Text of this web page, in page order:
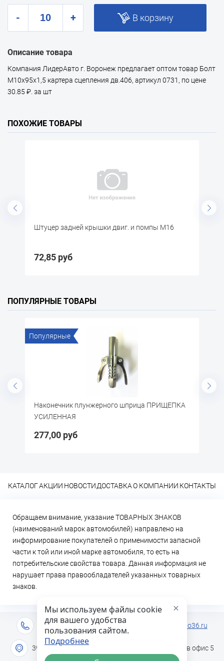
- + В корзину
Описание товара
Компания ЛидерАвто г. Воронеж предлагает оптом товар Болт
М10х95х1,5 картера сцепления дв.406, артикул 0731, по цене
30.85 ₽. за шт
ПОХОЖИЕ ТОВАРЫ
задней крышки двиг. и помпы М16 газШтуцер ГЦС
ПОПУЛЯРНЫЕ ТОВАРЫ
Популярные
Наконечник плунжерного шприца ПРИЩЕПКА
УСИЛЕННАЯ
277,00 руб
КАТАЛОГАКЦИИ НОВОСТИДОСТАВКА О КОМПАНИИ КОНТАКТЫ
Обращаем внимание, указание ТОВАРНЫХ ЗНАКОВ
(наименований марок автомобилей) направлено на
информирование покупателей о применимости запасной
части к той или иной марке автомобиля, то есть на
потребительские свойства товара. Данная информация не
нарушает права правообладателей указанных товарных
знаков.
+7 (473) 2-333-717 info@lideravto36.ru
394051 г. Воронеж, ул. Героев Сибиряков дом 1в офис 5
Мы используем файлы cookie
для вашего удобства
пользования сайтом.
Подробнее
×